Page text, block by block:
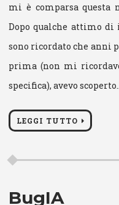
mi è comparsa questa
Dopo qualche attimo di
sono ricordato che anni
prima (non mi
specifica), avevo
LEGGI TUTTO
BugIA